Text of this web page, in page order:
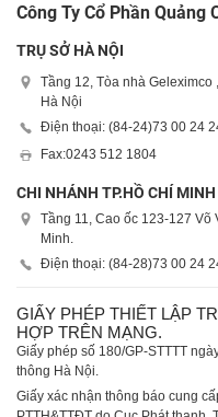
Công Ty Cổ Phần Quảng
TRỤ SỞ HÀ NỘI
Tầng 12, Tòa nhà
Hà Nội
Điện thoại: (84-24)73 00 24
Fax:0243 512 1804
CHI NHÁNH TP.HỒ CHÍ MINH
Tầng 11, Cao ốc 123-127
Minh.
Điện thoại: (84-28)73 00 24
GIẤY PHÉP THIẾT LẬP
HỢP TRÊN MẠNG.
Giấy phép số 180/GP-STTTT
thông Hà Nội.
Giấy xác nhận thông báo cung